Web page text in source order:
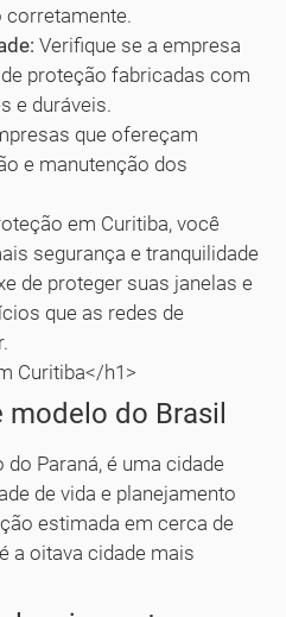
corretamente.
Verifique se a empresa
proteção fabricadas com
e duráveis.
que ofereçam
e manutenção dos
em Curitiba, você
segurança e tranquilidade
de proteger suas janelas e
que as redes de
Curitiba</h1>
do Brasil
Paraná, é uma cidade
de vida e planejamento
estimada em cerca de
a oitava cidade mais